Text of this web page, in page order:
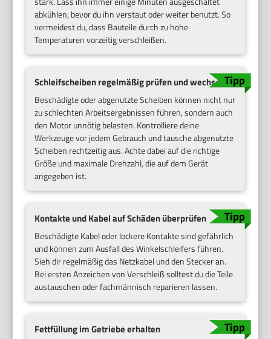
abkühlen, bevor du ihn verstaut oder weiter benutzt. So
vermeidest du, dass Bauteile durch zu hohe
Temperaturen vorzeitig verschleißen.
Schleifscheiben regelmäßig prüfen und wechseln
Beschädigte oder abgenutzte Scheiben können nicht nur
zu schlechten Arbeitsergebnissen führen, sondern auch
den Motor unnötig belasten. Kontrolliere deine
Werkzeuge vor jedem Gebrauch und tausche abgenutzte
Scheiben rechtzeitig aus. Achte dabei auf die richtige
Größe und maximale Drehzahl, die auf dem Gerät
angegeben ist.
Kontakte und Kabel auf Schäden überprüfen
Beschädigte Kabel oder lockere Kontakte sind gefährlich
und können zum Ausfall des Winkelschleifers führen.
Sieh dir regelmäßig das Netzkabel und den Stecker an.
Bei ersten Anzeichen von Verschleiß solltest du die Teile
austauschen oder fachmännisch reparieren lassen.
Fettfüllung im Getriebe erhalten